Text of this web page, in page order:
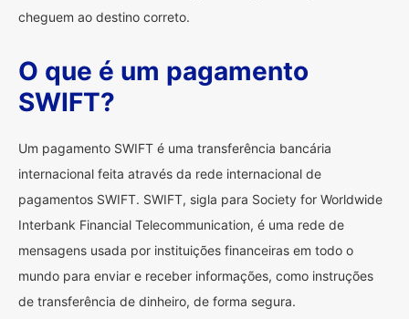
cheguem ao destino correto.
O que é um pagamento
SWIFT?
Um pagamento SWIFT é uma transferência bancária
internacional feita através da rede internacional de
pagamentos SWIFT. SWIFT, sigla para Society for Worldwide
Interbank Financial Telecommunication, é uma rede de
mensagens usada por instituições financeiras em todo o
mundo para enviar e receber informações, como instruções
de transferência de dinheiro, de forma segura.